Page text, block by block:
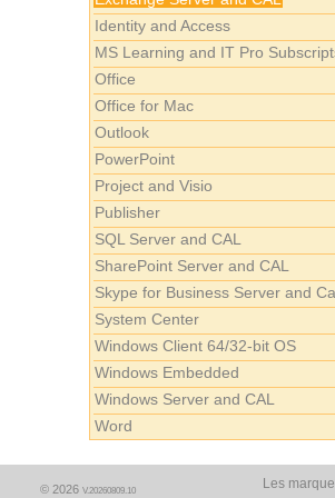
Identity and Access
MS Learning and IT Pro
Office
Office for Mac
Outlook
PowerPoint
Project and Visio
Publisher
SQL Server and CAL
SharePoint Server and CAL
Skype for Business Server and
System Center
Windows Client 64/32-bit OS
Windows Embedded
Windows Server and CAL
Word
© 2026 V.20260809.10
Les